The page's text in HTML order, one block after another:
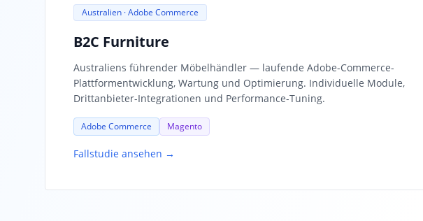
Australien · Adobe Commerce
B2C Furniture
Australiens führender Möbelhändler — laufende Adobe-Commerce-
Plattformentwicklung, Wartung und Optimierung. Individuelle Module,
Drittanbieter-Integrationen und Performance-Tuning.
Adobe Commerce Magento
Fallstudie ansehen →